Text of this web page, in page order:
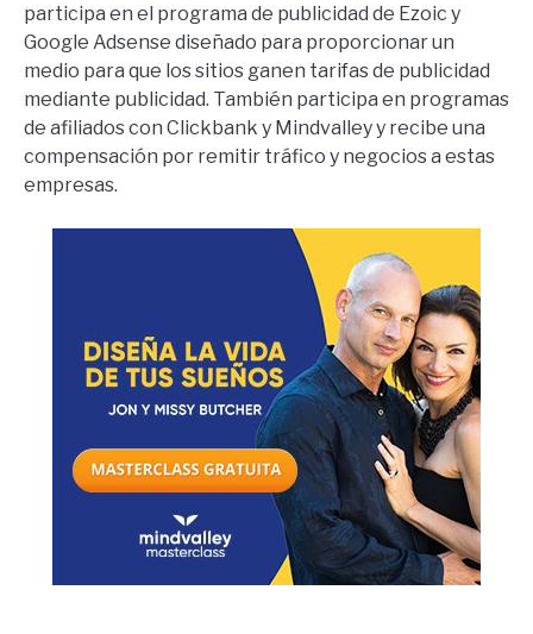
participa en el programa de publicidad de Ezoic y
Google Adsense diseñado para proporcionar un
medio para que los sitios ganen tarifas de publicidad
mediante publicidad. También participa en programas
de afiliados con Clickbank y Mindvalley y recibe una
compensación por remitir tráfico y negocios a estas
empresas.